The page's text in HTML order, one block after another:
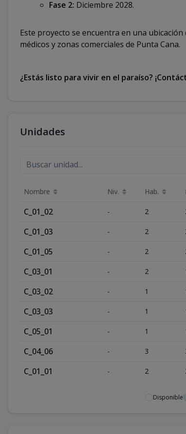
Fase 2: Diciembre 2028.
Este proyecto se encuentra en una
médicos y zonas comerciales de Punta Cana.
¿Estás listo para vivir en el paraíso?
Unidades
Nombre Niv. Hab.
C_01_02 - 2
C_01_03 - 2
C_01_05 - 2
C_03_01 - 2
C_03_02 - 1
C_03_03 - 1
C_05_01 - 1
C_04_06 - 3
C_01_01 - 2
Disponible